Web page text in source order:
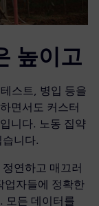
높이고
스트, 병입 등을
면서도 커스터
니다. 노동 집약
니다.
연하고 매끄러
업자들에 정확한
모든 데이터를